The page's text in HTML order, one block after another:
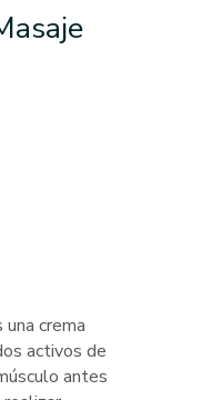
crema
activos de
antes